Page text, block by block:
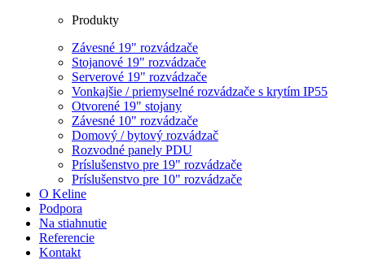
Produkty
Závesné 19" rozvádzače
Stojanové 19" rozvádzače
Serverové 19" rozvádzače
Vonkajšie / priemyselné rozvádzače s krytím IP55
Otvorené 19" stojany
Závesné 10" rozvádzače
Domový / bytový rozvádzač
Rozvodné panely PDU
Príslušenstvo pre 19" rozvádzače
Príslušenstvo pre 10" rozvádzače
O Keline
Podpora
Na stiahnutie
Referencie
Kontakt